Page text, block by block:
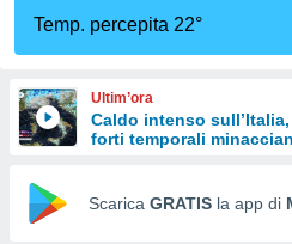
le
di
Web
Temp. percepita 22°
Ultim’ora
Caldo intenso
forti temporali
Scarica GRATIS la app di